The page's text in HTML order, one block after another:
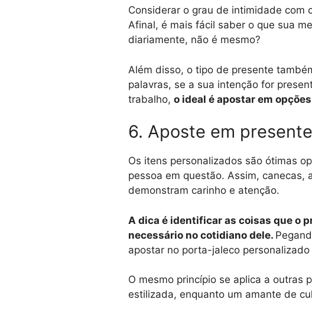
Considerar o grau de intimidade com
Afinal, é mais fácil saber o que sua
diariamente, não é mesmo?
Além disso, o tipo de presente
palavras, se a sua intenção for
trabalho, o ideal é apostar em
6. Aposte em
Os itens personalizados são ótimas
pessoa em questão. Assim,
demonstram carinho e atenção.
A dica é identificar as coisas que o
necessário no cotidiano dele.
apostar no porta-jaleco
O mesmo princípio se aplica a outras
estilizada, enquanto um amante de